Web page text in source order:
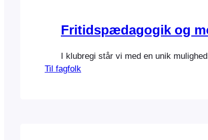
Fritidspædagogik og
I klubregi står vi med en unik
Til fagfolk